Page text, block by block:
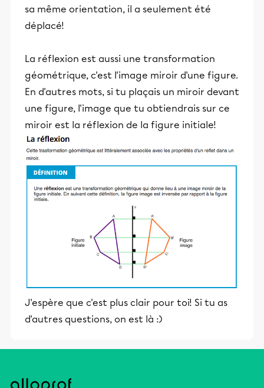
sa même orientation, il a seulement été
déplacé!
La réflexion est aussi une transformation
géométrique, c'est l'image miroir d'une figure.
En d'autres mots, si tu plaçais un miroir devant
une figure, l'image que tu obtiendrais sur ce
miroir est la réflexion de la figure initiale!
J'espère que c'est plus clair pour toi! Si tu as
d'autres questions, on est là :)